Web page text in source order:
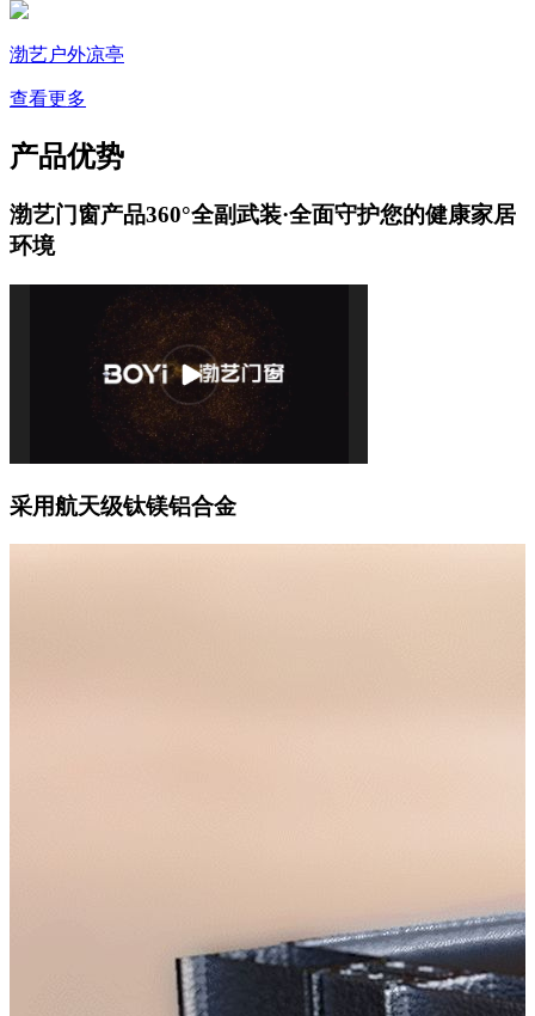
渤艺户外凉亭
查看更多
产品优势
渤艺门窗产品360°全副武装·全面守护您的健康家居
环境
采用航天级钛镁铝合金